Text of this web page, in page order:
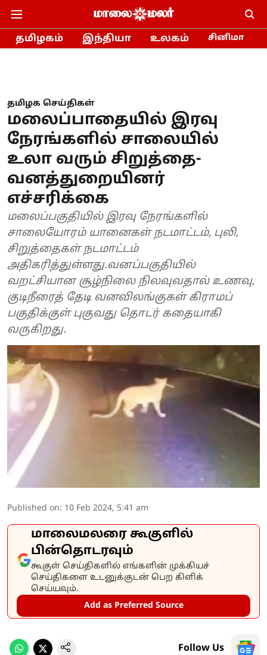
தமிழகம் இந்தியா உலகம் சினிமா
தமிழக செய்திகள்
மலைப்பாதையில் இரவு
நேரங்களில் சாலையில்
உலா வரும் சிறுத்தை-
வனத்துறையினர்
எச்சரிக்கை
மலைப்பகுதியில் இரவு நேரங்களில்
சாலையோரம் யானைகள் நடமாட்டம், புலி,
சிறுத்தைகள் நடமாட்டம்
அதிகரித்துள்ளது.வனப்பகுதியில்
வறட்சியான சூழ்நிலை நிலவுவதால் உணவு,
குடிநீரைத் தேடி வனவிலங்குகள் கிராமப்
பகுதிக்குள் புகுவது தொடர் கதையாகி
வருகிறது.
Published on: 10 Feb 2024, 5:41 am
மாலைமலரை கூகுளில்
பின்தொடரவும்
கூகுள் செய்திகளில் எங்களின் முக்கியச்
செய்திகளை உடனுக்குடன் பெற கிளிக்
செய்யவும்.
Add as Preferred Source
Follow Us